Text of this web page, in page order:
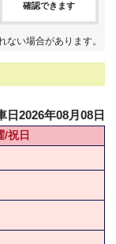
確認できます
い場合があります。
日2026年08月08日
/祝日